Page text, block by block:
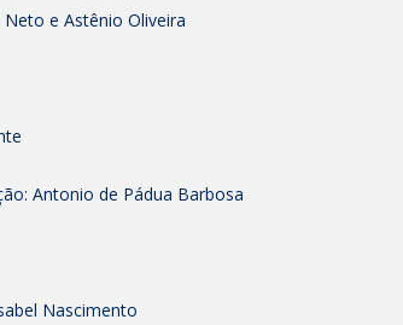
e Astênio Oliveira
Antonio de Pádua Barbosa
Nascimento